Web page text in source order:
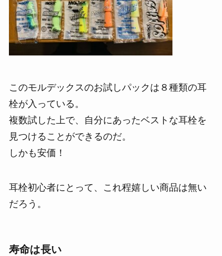
このモルデックスのお試しパックは８種類の耳
栓が入っている。
複数試した上で、自分にあったベストな耳栓を
見つけることができるのだ。
しかも安価！
耳栓初心者にとって、これ程嬉しい商品は無い
だろう。
寿命は長い